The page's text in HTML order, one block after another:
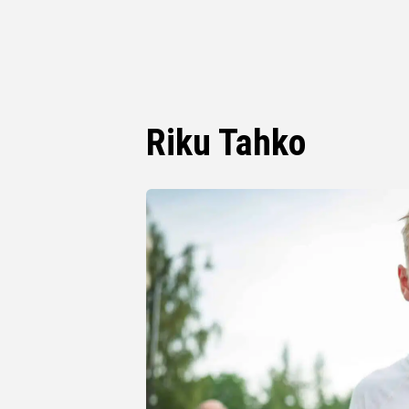
Riku Tahko